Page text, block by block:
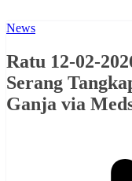
News
Ratu 12-02-
Serang
Ganja via